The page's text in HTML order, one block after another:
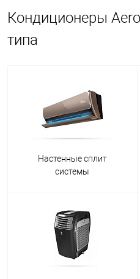
Кондиционеры
типа
Настенные сплит
системы